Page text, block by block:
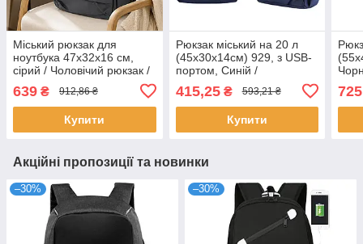
Міський рюкзак для
ноутбука 47х32х16 см,
сірий / Чоловічий рюкзак /
639 ₴ 912,86 ₴
Купити
Рюкзак міський на 20 л
(45х30х14см) 929, з USB-
портом, Синій /
Повсякденний чоловічий
рюкзак для ноутбука
415,25₴ 593,21 ₴
Купити
725
Акційні пропозиції та новинки
–30% –30%